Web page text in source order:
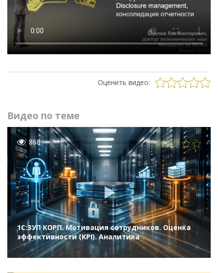
Оценить видео:
Видео по теме
868
1С:ЗУП КОРП. Мотивация сотрудников. Оценка
эффективности (KPI). Аналитика